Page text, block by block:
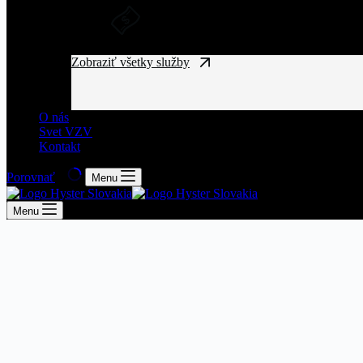
Zobraziť všetky služby
O nás
Svet VZV
Kontakt
Porovnať Menu
Menu